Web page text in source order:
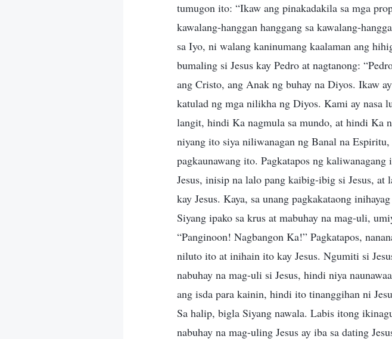
tumugon ito: “Ikaw ang pinakadakila sa mga
kawalang-hanggan hanggang sa kawalang-
sa Iyo, ni walang kaninumang kaalaman ang
bumaling si Jesus kay Pedro at nagtanong:
ang Cristo, ang Anak ng buhay na Diyos. Ikaw
katulad ng mga nilikha ng Diyos. Kami ay nasa
langit, hindi Ka nagmula sa mundo, at hindi Ka
niyang ito siya niliwanagan ng Banal na Espiritu,
pagkaunawang ito. Pagkatapos ng
Jesus, inisip na lalo pang kaibig-ibig si Jesus, at
kay Jesus. Kaya, sa unang pagkakataong
Siyang ipako sa krus at mabuhay na mag-uli,
“Panginoon! Nagbangon Ka!” Pagkatapos,
niluto ito at inihain ito kay Jesus. Ngumiti si
nabuhay na mag-uli si Jesus, hindi niya
ang isda para kainin, hindi ito tinanggihan ni
Sa halip, bigla Siyang nawala. Labis itong
nabuhay na mag-uling Jesus ay iba sa dating